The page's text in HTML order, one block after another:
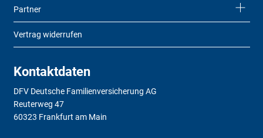
Partner
Vertrag widerrufen
Kontaktdaten
DFV Deutsche Familienversicherung AG
Reuterweg 47
60323 Frankfurt am Main